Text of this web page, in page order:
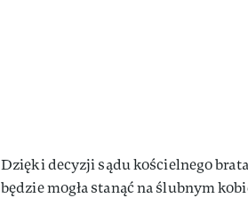
Dzięki decyzji sądu kościelnego
będzie mogła stanąć na ślubnym